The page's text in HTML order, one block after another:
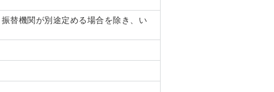
替機関が別途定める場合を除き、い